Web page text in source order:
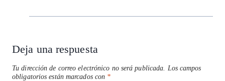
Deja una respuesta
Tu dirección de correo electrónico no será publicada.
Los campos
obligatorios están marcados con *